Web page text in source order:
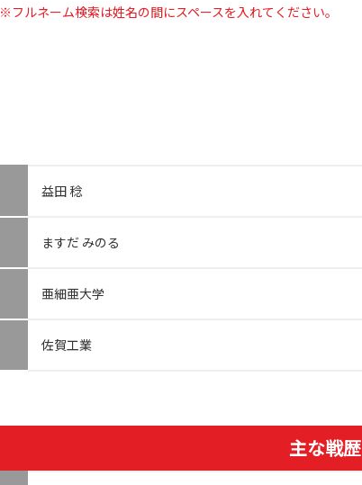
※フルネーム検索は姓名の間にスペースを入れてください。
益田 稔
ますだ みのる
亜細亜大学
佐賀工業
主な戦歴